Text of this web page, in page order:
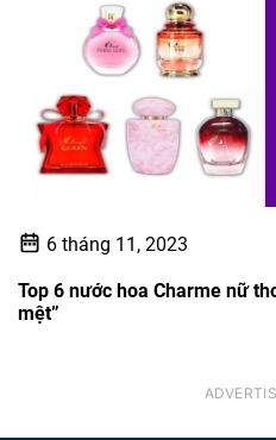
6 tháng 11, 2023
Top 6 nước hoa Charme nữ
mệt”